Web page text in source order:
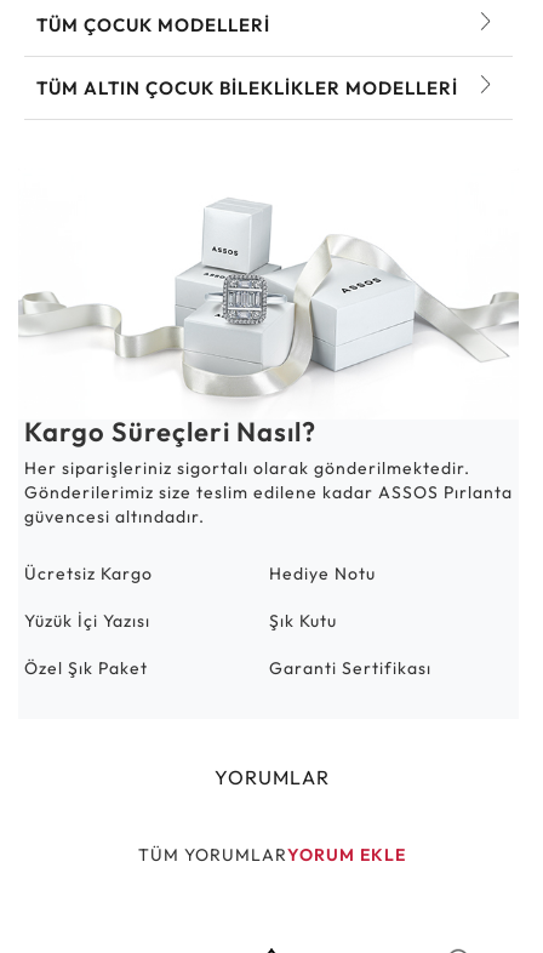
TÜM ÇOCUK MODELLERI
TÜM ALTIN ÇOCUK BILEKLIKLER MODELLERI
Kargo Süreçleri Nasıl?
Her siparişleriniz sigortalı olarak gönderilmektedir.
Gönderilerimiz size teslim edilene kadar ASSOS Pırlanta
güvencesi altındadır.
Ücretsiz Kargo Hediye Notu
Yüzük İçi Yazısı Şık Kutu
Özel Şık Paket Garanti Sertifikası
YORUMLAR
TÜM YORUMLARYORUM EKLE